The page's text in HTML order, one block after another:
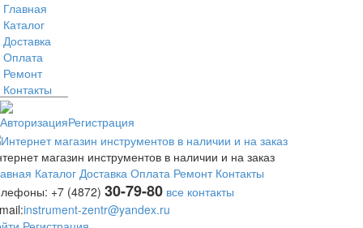
Главная
Каталог
Доставка
Оплата
Ремонт
Контакты
АвторизацияРегистрация
магазин инструментов в наличии и на заказ
Каталог Доставка Оплата Ремонт Контакты
+7 (4872) 30-79-80 все контакты
instrument-zentr@yandex.ru